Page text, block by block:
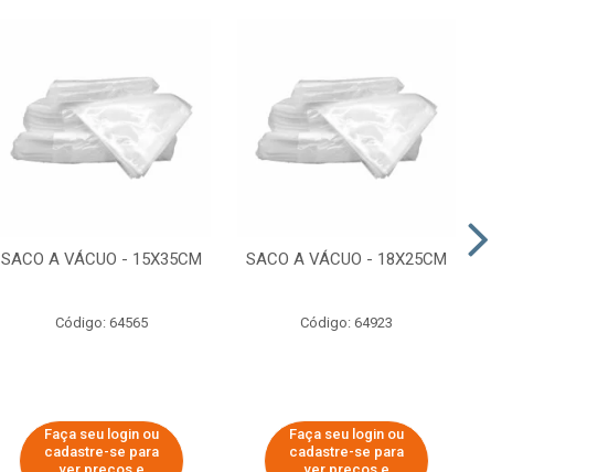
SACO A VÁCUO - 15X35CM
Código: 64565
Faça seu login ou
cadastre-se para
SACO A VÁCUO - 18X25CM
Código: 64923
Faça seu login ou
cadastre-se para